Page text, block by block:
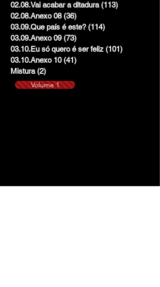
02.08.Vai acabar a ditadura (113)
02.08.Anexo 08 (36)
03.09.Que país é este? (114)
03.09.Anexo 09 (73)
03.10.Eu só quero é ser feliz (101)
03.10.Anexo 10 (41)
Mistura (2)
Volume 1